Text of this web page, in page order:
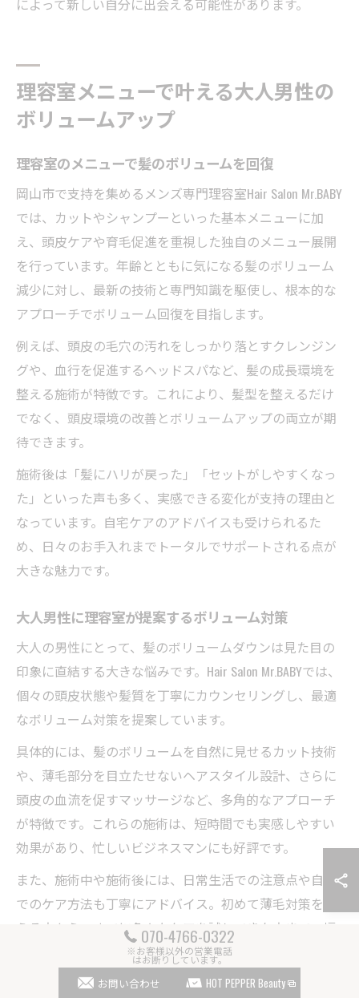
によって新しい自分に出会える可能性があります。
理容室メニューで叶える大人男性の
ボリュームアップ
理容室のメニューで髪のボリュームを回復
岡山市で支持を集めるメンズ専門理容室Hair Salon Mr.BABY
では、カットやシャンプーといった基本メニューに加
え、頭皮ケアや育毛促進を重視した独自のメニュー展開
を行っています。年齢とともに気になる髪のボリューム
減少に対し、最新の技術と専門知識を駆使し、根本的な
アプローチでボリューム回復を目指します。
例えば、頭皮の毛穴の汚れをしっかり落とすクレンジン
グや、血行を促進するヘッドスパなど、髪の成長環境を
整える施術が特徴です。これにより、髪型を整えるだけ
でなく、頭皮環境の改善とボリュームアップの両立が期
待できます。
施術後は「髪にハリが戻った」「セットがしやすくなっ
た」といった声も多く、実感できる変化が支持の理由と
なっています。自宅ケアのアドバイスも受けられるた
め、日々のお手入れまでトータルでサポートされる点が
大きな魅力です。
大人男性に理容室が提案するボリューム対策
大人の男性にとって、髪のボリュームダウンは見た目の
印象に直結する大きな悩みです。Hair Salon Mr.BABYでは、
個々の頭皮状態や髪質を丁寧にカウンセリングし、最適
なボリューム対策を提案しています。
具体的には、髪のボリュームを自然に見せるカット技術
や、薄毛部分を目立たせないヘアスタイル設計、さらに
頭皮の血流を促すマッサージなど、多角的なアプローチ
が特徴です。これらの施術は、短時間でも実感しやすい
効果があり、忙しいビジネスマンにも好評です。
また、施術中や施術後には、日常生活での注意点や自宅
でのケア方法も丁寧にアドバイス。初めて薄毛対策を考
える方から、すでに色々なケアを試してきた方まで、幅
広い世代の男性に安心して利用いただけるサポート体制
が整っています。
070-4766-0322
※お客様以外の営業電話
はお断りしています。
お問い合わせ HOT PEPPER Beauty